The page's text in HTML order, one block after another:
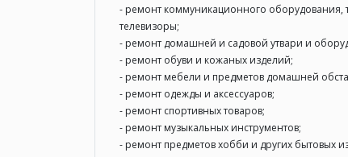
- ремонт коммуникационного оборудования,
телевизоры;
- ремонт домашней и садовой утвари и
- ремонт обуви и кожаных изделий;
- ремонт мебели и предметов домашней
- ремонт одежды и аксессуаров;
- ремонт спортивных товаров;
- ремонт музыкальных инструментов;
- ремонт предметов хобби и других бытовых